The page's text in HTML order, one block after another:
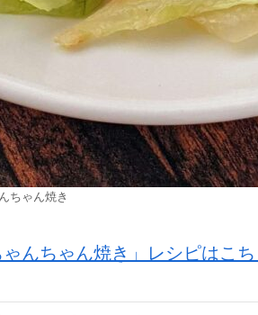
ちゃん焼き
ゃんちゃん焼き」レシピはこ